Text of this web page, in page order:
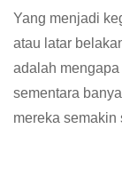
Yang menjadi
atau latar
adalah
sementara
mereka semakin